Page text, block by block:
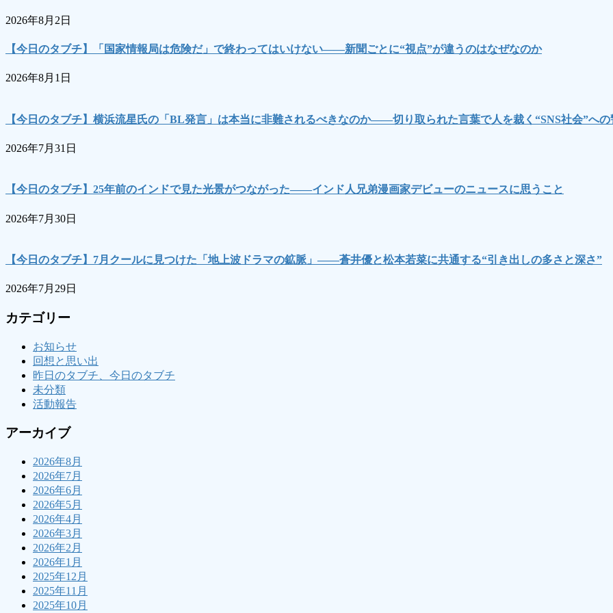
2026年8月2日
【今日のタブチ】「国家情報局は危険だ」で終わってはいけない――新聞ごとに“視点”が違うのはなぜなのか
2026年8月1日
【今日のタブチ】横浜流星氏の「BL発言」は本当に非難されるべきなのか――切り取られた言葉で人を裁く“SNS社会”への
2026年7月31日
【今日のタブチ】25年前のインドで見た光景がつながった――インド人兄弟漫画家デビューのニュースに思うこと
2026年7月30日
【今日のタブチ】7月クールに見つけた「地上波ドラマの鉱脈」――蒼井優と松本若菜に共通する“引き出しの多さと深さ”
2026年7月29日
カテゴリー
お知らせ
回想と思い出
昨日のタブチ、今日のタブチ
未分類
活動報告
アーカイブ
2026年8月
2026年7月
2026年6月
2026年5月
2026年4月
2026年3月
2026年2月
2026年1月
2025年12月
2025年11月
2025年10月